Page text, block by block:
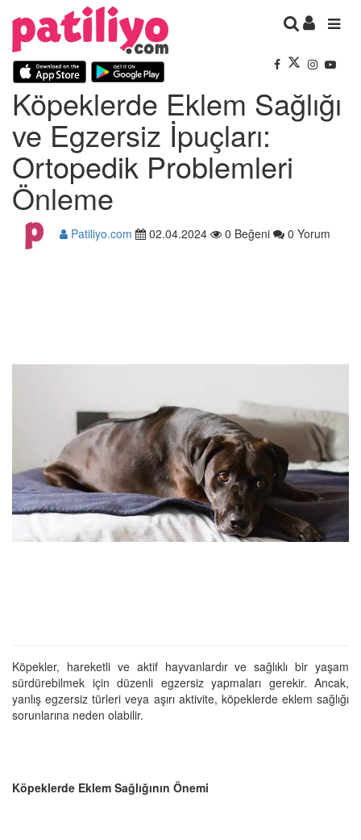
Köpeklerde Eklem Sağlığı
ve Egzersiz İpuçları:
Ortopedik Problemleri
Önleme
Patiliyo.com 02.04.2024 0 Beğeni 0 Yorum
Köpekler, hareketli ve aktif hayvanlardır ve sağlıklı bir yaşam
sürdürebilmek için düzenli egzersiz yapmaları gerekir. Ancak,
yanlış egzersiz türleri veya aşırı aktivite, köpeklerde eklem sağlığı
sorunlarına neden olabilir.
Köpeklerde Eklem Sağlığının Önemi